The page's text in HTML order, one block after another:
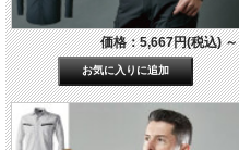
価格：5,667円(税込)～